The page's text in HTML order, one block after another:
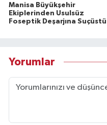
Manisa Büyükşehir
Ekiplerinden Usulsüz
Foseptik Deşarjına Suçüstü
Yorumlar